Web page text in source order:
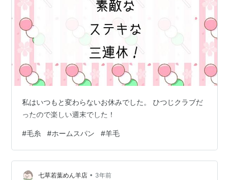
私はいつもと変わらないお休みでした。 ひつじクラブだ
ったので楽しい週末でした！
#毛糸 #ホームスパン #羊毛
七草若葉めん羊店 • 3年前